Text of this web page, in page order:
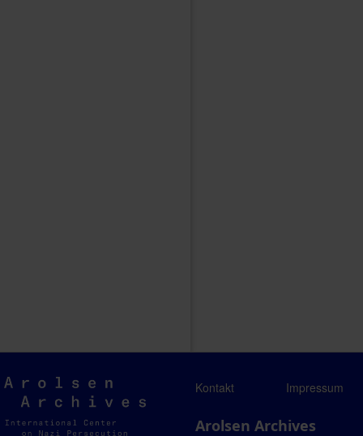
Arolsen
Archives
Kontakt Impressum
Arolsen Archives